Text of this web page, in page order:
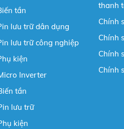
tần
lưu trữ dân dụng
lưu trữ công nghiệp
kiện
Inverter
tần
lưu trữ
kiện
thanh
Chính
Chính
Chính
Chính